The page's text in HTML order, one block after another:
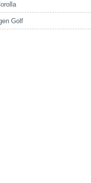
Golf